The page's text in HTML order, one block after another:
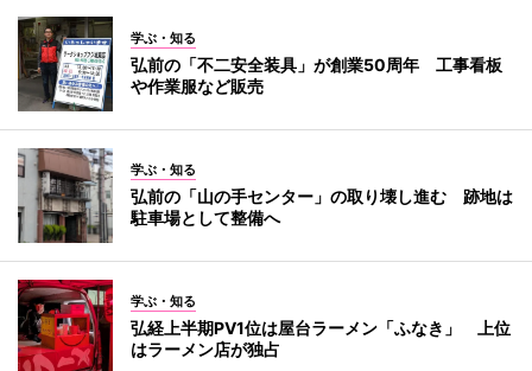
学ぶ・知る
弘前の「不二安全装具」が創業50周年 工事看板
や作業服など販売
学ぶ・知る
弘前の「山の手センター」の取り壊し進む 跡地は
駐車場として整備へ
学ぶ・知る
弘経上半期PV1位は屋台ラーメン「ふなき」 上位
はラーメン店が独占